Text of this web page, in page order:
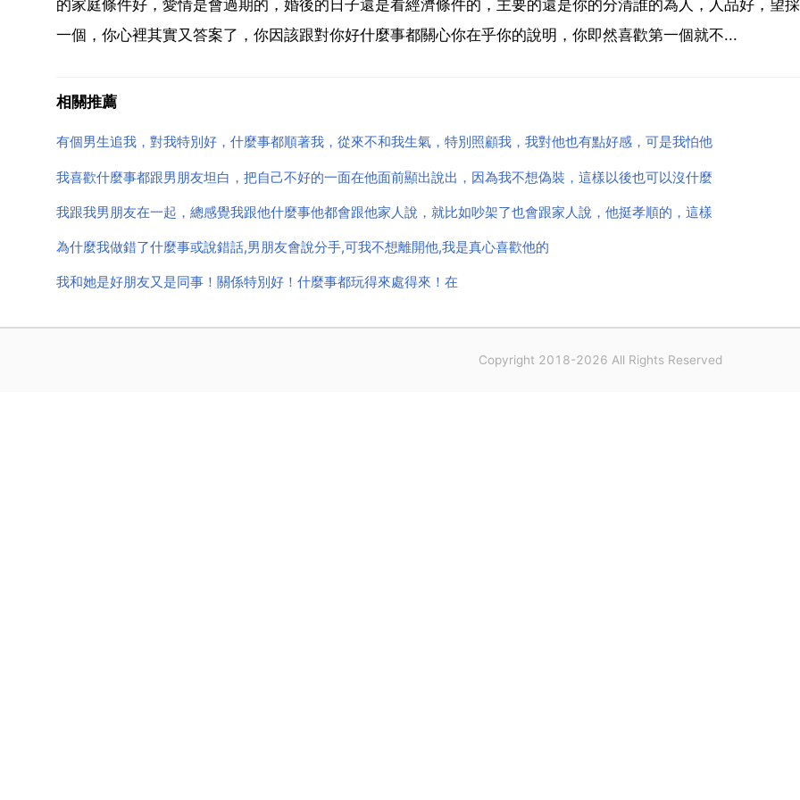
的家庭條件好，愛情是會過期的，婚後的日子還是看經濟條件的，主要的還是你的分清誰的為人，人品好，望
一個，你心裡其實又答案了，你因該跟對你好什麼事都關心你在乎你的說明，你即然喜歡第一個就不...
相關推薦
有個男生追我，對我特別好，什麼事都順著我，從來不和我生氣，特別照顧我，我對他也有點好感，可是我怕他
我喜歡什麼事都跟男朋友坦白，把自己不好的一面在他面前顯出說出，因為我不想偽裝，這樣以後也可以沒什麼
我跟我男朋友在一起，總感覺我跟他什麼事他都會跟他家人說，就比如吵架了也會跟家人說，他挺孝順的，這樣
為什麼我做錯了什麼事或說錯話,男朋友會說分手,可我不想離開他,我是真心喜歡他的
我和她是好朋友又是同事！關係特別好！什麼事都玩得來處得來！在
Copyright 2018-2026 All Rights Reserved